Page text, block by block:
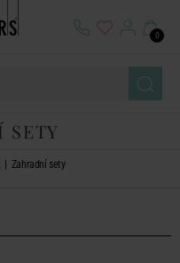
0
SETY
Zahradní sety